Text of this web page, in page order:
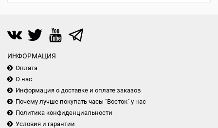
ИНФОРМАЦИЯ
Оплата
О нас
Информация о доставке и оплате заказов
Почему лучше покупать часы "Восток" у нас
Политика конфиденциальности
Условия и гарантии